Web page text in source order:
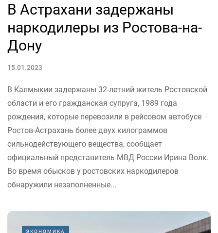
В Астрахани задержаны
наркодилеры из Ростова-на-
Дону
15.01.2023
В Калмыкии задержаны 32-летний житель Ростовской
области и его гражданская супруга, 1989 года
рождения, которые перевозили в рейсовом автобусе
Ростов-Астрахань более двух килограммов
сильнодействующего вещества, сообщает
официальный представитель МВД России Ирина Волк.
Во время обысков у ростовских наркодилеров
обнаружили незаполненные...
ЭКОНОМИКА